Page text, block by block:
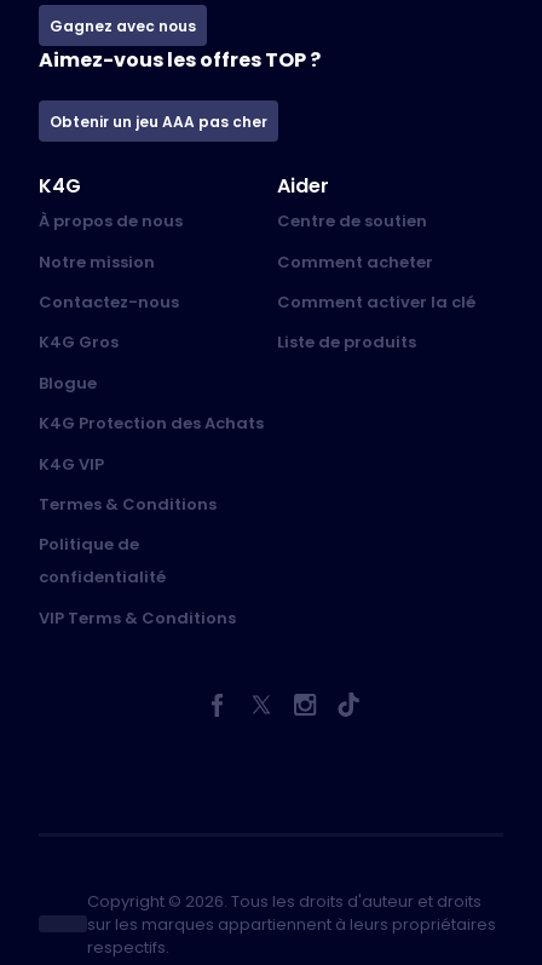
Gagnez avec nous
Aimez-vous les offres TOP ?
Obtenir un jeu AAA pas cher
K4G
À propos de nous
Notre mission
Contactez-nous
K4G Gros
Blogue
K4G Protection des Achats
K4G VIP
Termes & Conditions
Politique de
confidentialité
VIP Terms & Conditions
Aider
Centre de soutien
Comment acheter
Comment activer la clé
Liste de produits
Copyright © 2026. Tous les droits d'auteur et droits
sur les marques appartiennent à leurs propriétaires
respectifs.